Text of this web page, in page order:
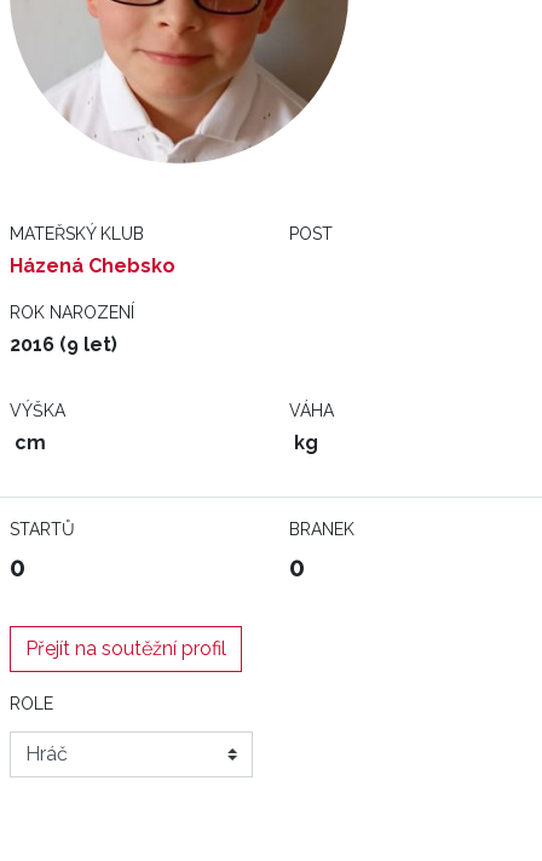
MATEŘSKÝ KLUB
Házená Chebsko
POST
ROK NAROZENÍ
2016 (9 let)
VÝŠKA
cm
VÁHA
kg
STARTŮ
0
BRANEK
0
Přejít na soutěžní profil
ROLE